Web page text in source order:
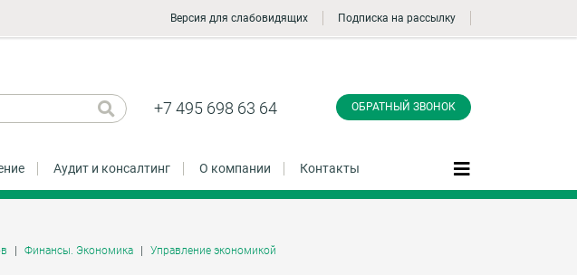
Версия для слабовидящих Подписка на рассылку
+7 495 698 63 64 ОБРАТНЫЙ ЗВОНОК
Аудит и консалтинг О компании Контакты
Финансы. Экономика Управление экономикой
звонок